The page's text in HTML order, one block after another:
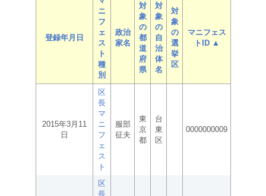
登録年月日
ニ
フ
ェ
ス
ト
種
別
政治
家名
対
象
の
都
道
府
県
対
象
の
自
治
体
名
対
象
の
選
挙
区
マニフェス
トID ▲
2015年3月11
日
区
長
マ
ニ
フ
ェ
ス
ト
服部
征夫
東
京
都
台
東
区
0000000009
区
長